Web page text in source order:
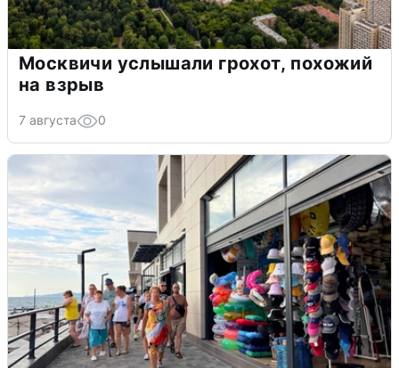
Москвичи услышали грохот, похожий
на взрыв
7 августа 0